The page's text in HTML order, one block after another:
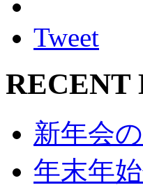
Tweet
RECENT
新年会
年末年